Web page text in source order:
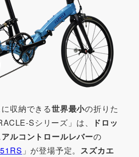
収納できる世界最小の折りた
Sシリーズ」は、
ドロッ
ルコントロールレバーの
」が登場予定。 スズカエ